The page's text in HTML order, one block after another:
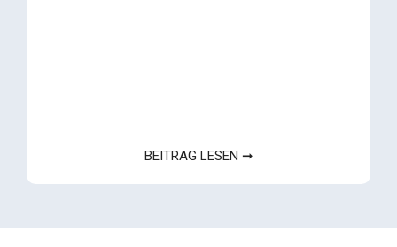
BEITRAG LESEN ➞